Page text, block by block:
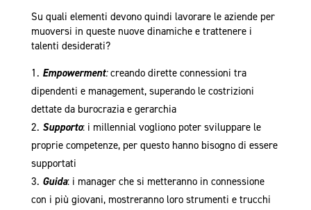
Su quali elementi devono quindi lavorare le aziende per
muoversi in queste nuove dinamiche e trattenere i
talenti desiderati?
Empowerment:creando dirette connessioni tra
dipendenti e management, superando le costrizioni
dettate da burocrazia e gerarchia
Supporto: i millennial vogliono poter sviluppare le
proprie competenze, per questo hanno bisogno di essere
supportati
Guida: i manager che si metteranno in connessione
con i più giovani, mostreranno loro strumenti e trucchi